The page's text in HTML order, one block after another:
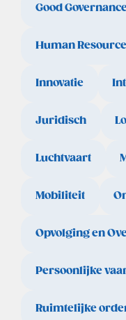
Good
Human
Innovatie
Juridisch
Luchtvaart
Mobiliteit
Opvolging en
Persoonlijke
Ruimtelijke